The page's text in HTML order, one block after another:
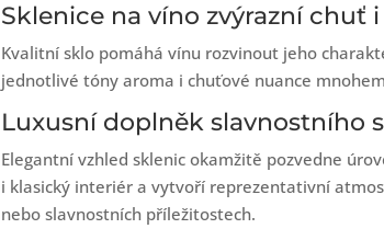
Sklenice na víno zvýrazní chuť
Kvalitní sklo pomáhá vínu rozvinout jeho
jednotlivé tóny aroma i chuťové nuance
Luxusní doplněk slavnostního
Elegantní vzhled sklenic okamžitě pozvedne
i klasický interiér a vytvoří reprezentativní
nebo slavnostních příležitostech.